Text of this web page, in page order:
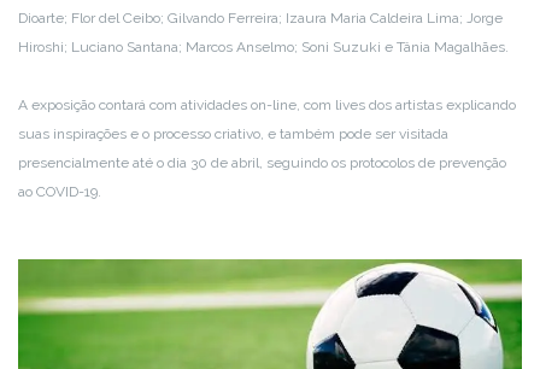
Dioarte; Flor del Ceibo; Gilvando Ferreira; Izaura Maria Caldeira Lima; Jorge
Hiroshi; Luciano Santana; Marcos Anselmo; Soni Suzuki e Tânia Magalhães.
A exposição contará com atividades on-line, com lives dos artistas explicando
suas inspirações e o processo criativo, e também pode ser visitada
presencialmente até o dia 30 de abril, seguindo os protocolos de prevenção
ao COVID-19.